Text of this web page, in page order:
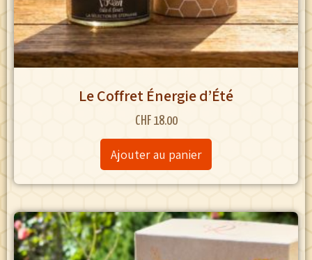
Le Coffret Énergie d’Été
CHF18.00
Ajouter au panier